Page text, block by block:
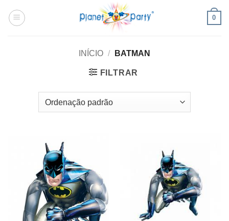
0
INÍCIO / BATMAN
FILTRAR